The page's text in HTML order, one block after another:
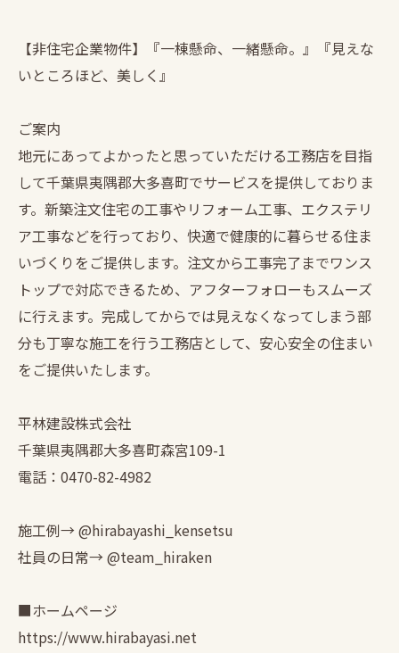
【非住宅企業物件】『一棟懸命、一緒懸命。』『見えな
いところほど、美しく』
ご案内
地元にあってよかったと思っていただける工務店を目指
して千葉県夷隅郡大多喜町でサービスを提供しておりま
す。新築注文住宅の工事やリフォーム工事、エクステリ
ア工事などを行っており、快適で健康的に暮らせる住ま
いづくりをご提供します。注文から工事完了までワンス
トップで対応できるため、アフターフォローもスムーズ
に行えます。完成してからでは見えなくなってしまう部
分も丁寧な施工を行う工務店として、安心安全の住まい
をご提供いたします。
平林建設株式会社
千葉県夷隅郡大多喜町森宮109-1
電話：0470-82-4982
施工例→ @hirabayashi_kensetsu
社員の日常→ @team_hiraken
■ホームページ
https://www.hirabayasi.net